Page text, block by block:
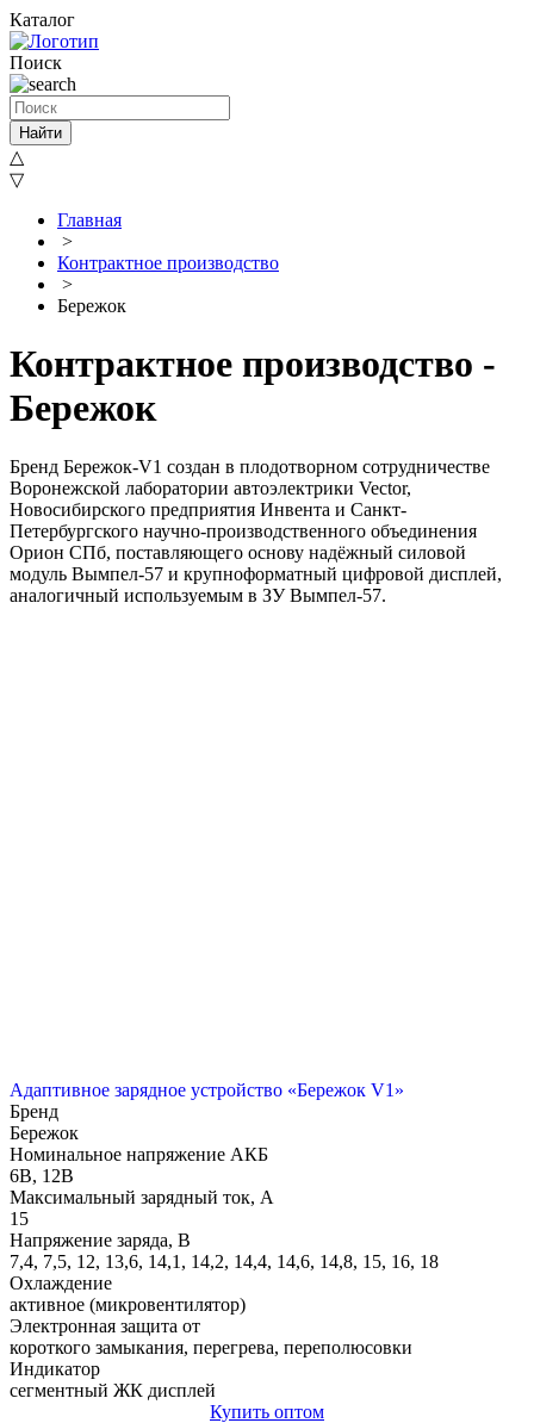
Каталог
Поиск
Найти
△
▽
Главная
>
Контрактное производство
>
Бережок
Контрактное производство -
Бережок
Бренд Бережок-V1 создан в плодотворном сотрудничестве
Воронежской лаборатории автоэлектрики Vector,
Новосибирского предприятия Инвента и Санкт-
Петербургского научно-производственного объединения
Орион СПб, поставляющего основу надёжный силовой
модуль Вымпел-57 и крупноформатный цифровой дисплей,
аналогичный используемым в ЗУ Вымпел-57.
Адаптивное зарядное устройство «Бережок V1»
Бренд
Бережок
Номинальное напряжение АКБ
6В, 12В
Максимальный зарядный ток, А
15
Напряжение заряда, В
7,4, 7,5, 12, 13,6, 14,1, 14,2, 14,4, 14,6, 14,8, 15, 16, 18
Охлаждение
активное (микровентилятор)
Электронная защита от
короткого замыкания, перегрева, переполюсовки
Индикатор
сегментный ЖК дисплей
Купить оптом